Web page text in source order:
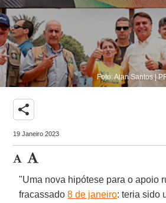
Foto: Alan Santos |
share
19 Janeiro 2023
"Uma nova hipótese para o apoio
fracassado8 de janeiro: teria sido